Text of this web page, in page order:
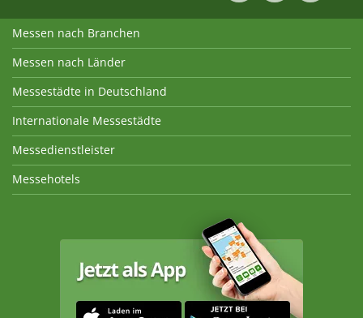
Messen nach Branchen
Messen nach Länder
Messestädte in Deutschland
Internationale Messestädte
Messedienstleister
Messehotels